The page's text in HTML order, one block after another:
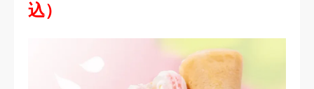
込）